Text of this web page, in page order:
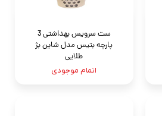
ست سرویس بهداشتی 3
پارچه بتيس مدل شاين بژ
طلايى
اتمام موجودی